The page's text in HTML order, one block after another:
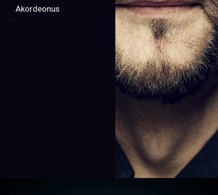
Akordeonus